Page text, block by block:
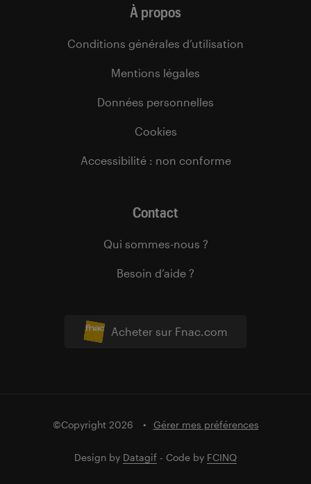
Acheter sur Fnac.com
À propos
Conditions générales d’utilisation
Mentions légales
Données personnelles
Cookies
Accessibilité : non conforme
Contact
Qui sommes-nous ?
Besoin d’aide ?
©Copyright 2026 Gérer mes préférences
Design by Datagif - Code by FCINQ